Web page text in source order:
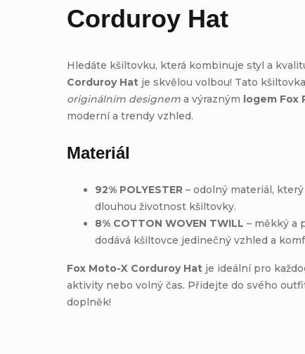
Corduroy Hat
Hledáte kšiltovku, která kombinuje styl a
Corduroy Hat je skvělou volbou! Tato
originálním designem a výrazným logem Fox
moderní a trendy vzhled.
Materiál
92% POLYESTER – odolný materiál,
dlouhou životnost kšiltovky.
8% COTTON WOVEN TWILL – měkký a
dodává kšiltovce jedinečný vzhled a
Fox Moto-X Corduroy Hat je ideální pro
aktivity nebo volný čas. Přidejte do svého
doplněk!